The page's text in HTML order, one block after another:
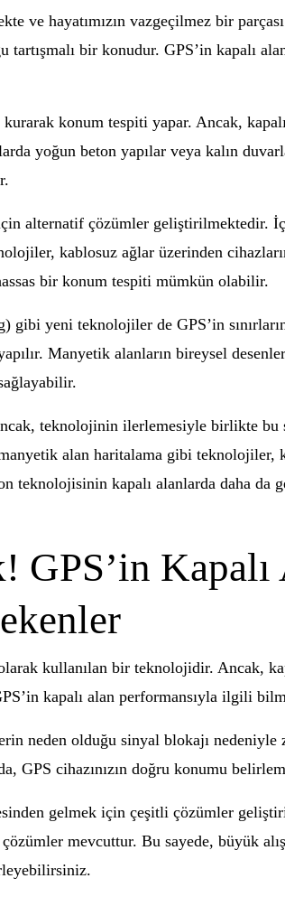
ve hayatımızın vazgeçilmez bir
bir konudur. GPS’in kapalı
konum tespiti yapar. Ancak,
yoğun beton yapılar veya kalın
alternatif çözümler geliştirilmektedir.
kablosuz ağlar üzerinden
bir konum tespiti mümkün olabilir.
yeni teknolojiler de GPS’in
Manyetik alanların bireysel
teknolojinin ilerlemesiyle birlikte
alan haritalama gibi teknolojiler,
teknolojisinin kapalı alanlarda daha da
Kapalı
kullanılan bir teknolojidir. Ancak,
kapalı alan performansıyla ilgili
neden olduğu sinyal blokajı
GPS cihazınızın doğru konumu
gelmek için çeşitli çözümler
mevcuttur. Bu sayede, büyük